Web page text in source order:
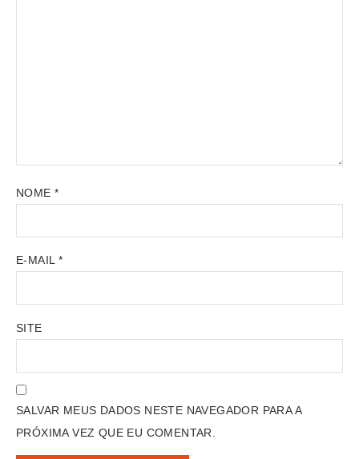
NOME *
E-MAIL *
SITE
SALVAR MEUS DADOS NESTE NAVEGADOR PARA A
PRÓXIMA VEZ QUE EU COMENTAR.